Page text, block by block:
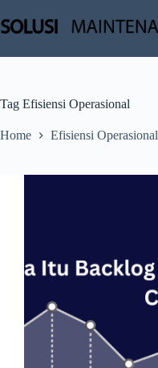
to
content
Tag Efisiensi Operasional
Home Efisiensi Operasional